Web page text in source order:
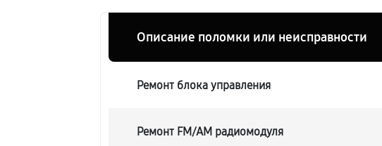
Описание поломки или неисправности
Ремонт блока управления
Ремонт FM/AM радиомодуля